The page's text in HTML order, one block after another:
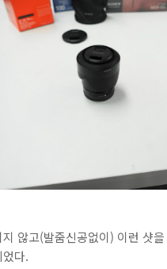
않고(발줌신공없이) 이런 샷
다.